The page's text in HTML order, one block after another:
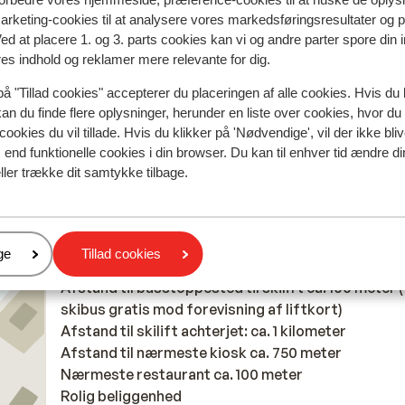
cookies til at analysere vores markedsføringsresultater og
at placere 1. og 3. parts cookies kan vi og andre parter spore din
indhold og reklamer mere relevante for dig.
"Tillad cookies" accepterer du placeringen af alle cookies. Hvis du
du finde flere oplysninger, herunder en liste over cookies, hvor
du vil tillade. Hvis du klikker på 'Nødvendige', vil der ikke
funktionelle cookies i din browser. Du kan til enhver tid ændre
trække dit samtykke tilbage.
Tillad cookies
huisje hadden. Zeker een aanrader
huisje hadden. Zeker een aanrader
Oversæt til dansk (DA)
I udkanten af centrum
Afstand til skipiste ca. 1 kilometer
Afstand til langrendsløjpe ca. 100 meter
Afstand til busstoppested til skilift ca. 100 meter (
skibus gratis mod forevisning af liftkort)
Afstand til skilift achterjet: ca. 1 kilometer
Afstand til nærmeste kiosk ca. 750 meter
Nærmeste restaurant ca. 100 meter
Rolig beliggenhed